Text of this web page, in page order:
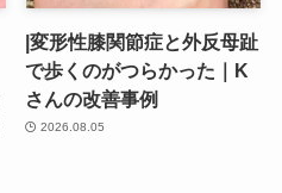
|変形性膝関節症と外反母趾
で歩くのがつらかった｜K
さんの改善事例
2026.08.05